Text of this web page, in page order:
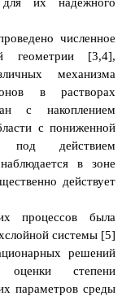
численное
геометрии [3,4],
механизма
в растворах
с накоплением
с пониженной
под действием
в зоне
действует
процессов была
системы [5]
решений
оценки степени
параметров среды